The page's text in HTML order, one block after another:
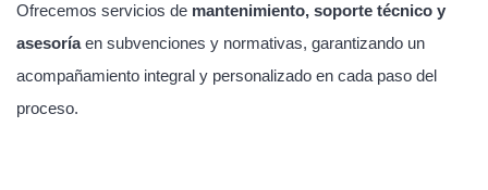
Ofrecemos servicios de mantenimiento, soporte técnico y
asesoríaen subvenciones y normativas, garantizando un
acompañamiento integral y personalizado en cada paso del
proceso.